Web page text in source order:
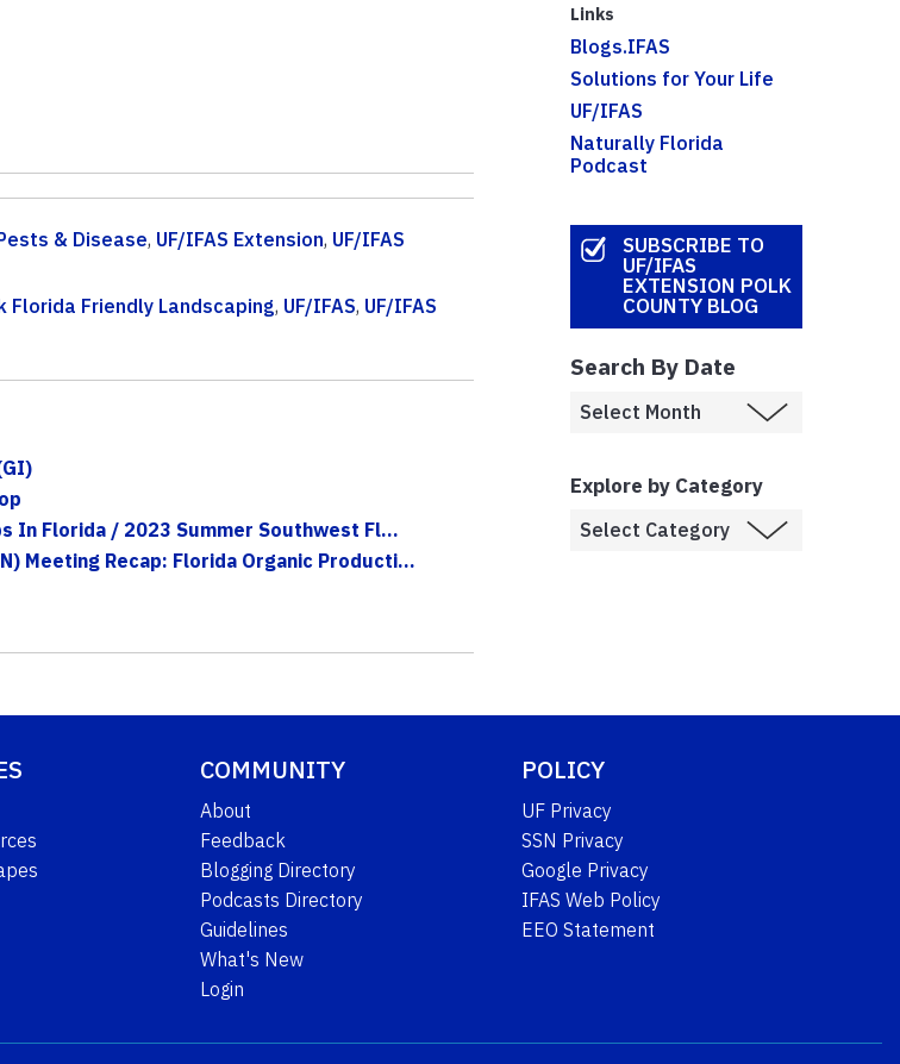
& Disease, UF/IFAS Extension, UF/IFAS
Florida Friendly Landscaping, UF/IFAS, UF/IFAS
In Florida / 2023 Summer Southwest Fl...
Meeting Recap: Florida Organic Producti...
Links
Blogs.IFAS
Solutions for Your Life
UF/IFAS
Naturally Florida
Podcast
SUBSCRIBE TO
UF/IFAS
EXTENSION POLK
COUNTY BLOG
Search By Date
Explore by Category
COMMUNITY
About
Feedback
Blogging Directory
Podcasts Directory
Guidelines
What's New
Login
POLICY
UF Privacy
SSN Privacy
Google Privacy
IFAS Web Policy
EEO Statement